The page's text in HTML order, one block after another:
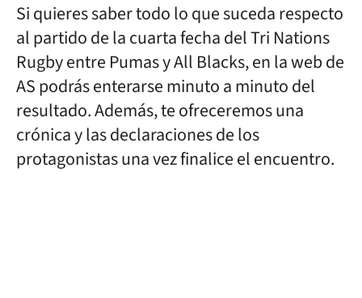
Si quieres saber todo lo que suceda respecto
al partido de la cuarta fecha del Tri Nations
Rugby entre Pumas y All Blacks, en la web de
AS podrás enterarse minuto a minuto del
resultado. Además, te ofreceremos una
crónica y las declaraciones de los
protagonistas una vez finalice el encuentro.